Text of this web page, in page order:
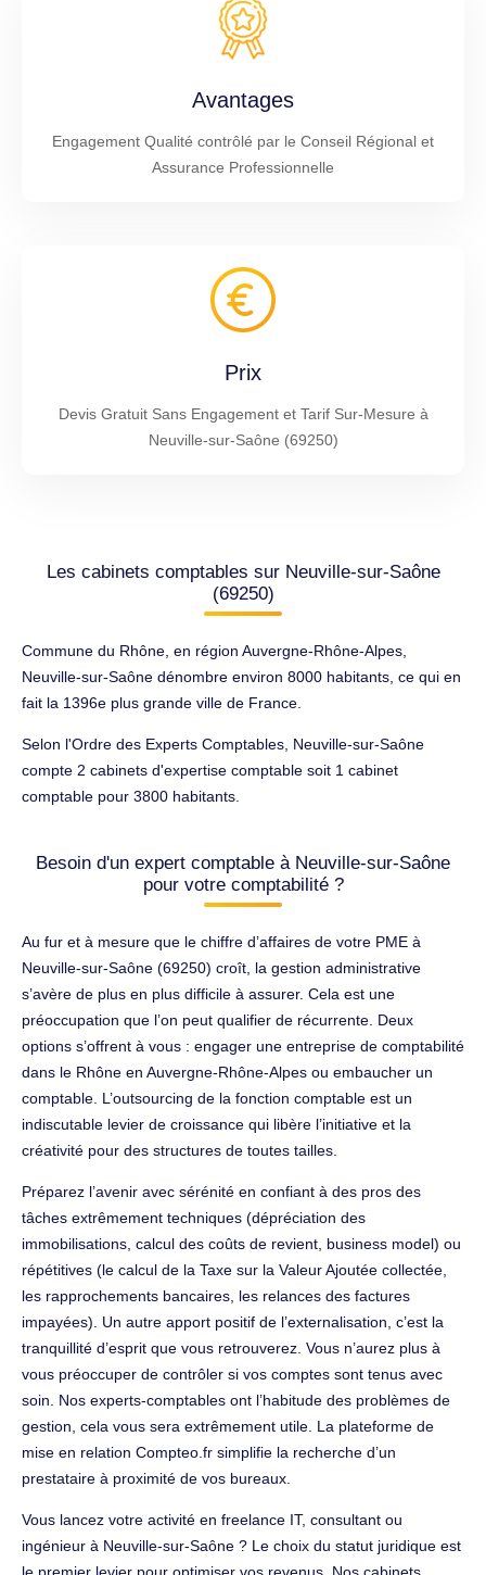
Avantages
Engagement Qualité contrôlé par le Conseil Régional et
Assurance Professionnelle
Prix
Devis Gratuit Sans Engagement et Tarif Sur-Mesure à
Neuville-sur-Saône (69250)
Les cabinets comptables sur Neuville-sur-Saône
(69250)
Commune du Rhône, en région Auvergne-Rhône-Alpes,
Neuville-sur-Saône dénombre environ 8000 habitants, ce qui en
fait la 1396e plus grande ville de France.
Selon l'Ordre des Experts Comptables, Neuville-sur-Saône
compte 2 cabinets d'expertise comptable soit 1 cabinet
comptable pour 3800 habitants.
Besoin d'un expert comptable à Neuville-sur-Saône
pour votre comptabilité ?
Au fur et à mesure que le chiffre d’affaires de votre PME à
Neuville-sur-Saône (69250) croît, la gestion administrative
s’avère de plus en plus difficile à assurer. Cela est une
préoccupation que l’on peut qualifier de récurrente. Deux
options s’offrent à vous : engager une entreprise de comptabilité
dans le Rhône en Auvergne-Rhône-Alpes ou embaucher un
comptable. L’outsourcing de la fonction comptable est un
indiscutable levier de croissance qui libère l’initiative et la
créativité pour des structures de toutes tailles.
Préparez l’avenir avec sérénité en confiant à des pros des
tâches extrêmement techniques (dépréciation des
immobilisations, calcul des coûts de revient, business model) ou
répétitives (le calcul de la Taxe sur la Valeur Ajoutée collectée,
les rapprochements bancaires, les relances des factures
impayées). Un autre apport positif de l’externalisation, c’est la
tranquillité d’esprit que vous retrouverez. Vous n’aurez plus à
vous préoccuper de contrôler si vos comptes sont tenus avec
soin. Nos experts-comptables ont l’habitude des problèmes de
gestion, cela vous sera extrêmement utile. La plateforme de
mise en relation Compteo.fr simplifie la recherche d’un
prestataire à proximité de vos bureaux.
Vous lancez votre activité en freelance IT, consultant ou
ingénieur à Neuville-sur-Saône ? Le choix du statut juridique est
le premier levier pour optimiser vos revenus. Nos cabinets